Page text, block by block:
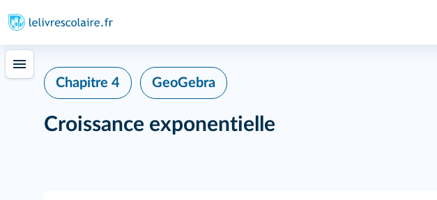
Chapitre 4 GeoGebra
Croissance exponentielle